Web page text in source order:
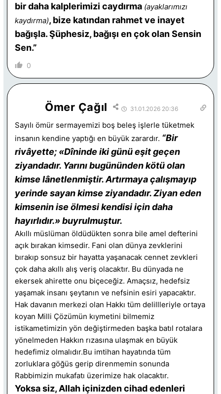
bir daha kalplerimizi caydırma (ayaklarımızı
kaydırma), bize katından rahmet ve inayet
bağışla. Şüphesiz, bağışı en çok olan Sensin
Sen.”
0
Ömer Çağıl 31.01.2026 20:36
Sayılı ömür sermayemizi boş beleş işlerle tüketmek
insanın kendine yaptığı en büyük zarardır. “Bir
rivâyette; «Dîninde iki günü eşit geçen
ziyandadır. Yarını bugünün­den kötü olan
kimse lânetlenmiştir. Artırmaya çalışmayıp
yerinde sayan kimse ziyandadır. Ziyan eden
kimsenin ise ölmesi kendisi için daha
hayırlıdır.» buyrulmuştur.
Akıllı müslüman öldüdükten sonra bile amel defterini
açık bırakan kimsedir. Fani olan dünya zevklerini
bırakıp sonsuz bir hayatta yaşanacak cennet zevkleri
çok daha akıllı alış veriş olacaktır. Bu dünyada ne
ekersek ahirette onu biçeceğiz. Amaçsız, hedefsiz
yaşamak insanı şeytanın ve nefsinin esiri yapacaktır.
Hak davanın merkezi olan Hakkı tüm delillleriyle ortaya
koyan Milli Çözümün kıymetini bilmemiz
istikametimizin yön değiştirmeden başka batıl rotalara
yönelmeden Hakkın rızasına ulaşmak en büyük
hedefimiz olmalıdır.Bu imtihan hayatında tüm
zorluklara göğüs gerip direnmemin sonunda
Rabbimizin mukafatı üzerimize hak olacaktır.
Yoksa siz, Allah içinizden cihad edenleri